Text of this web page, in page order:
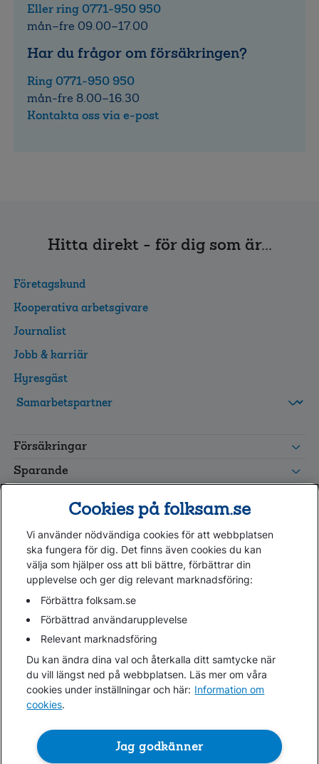
Eller ring 0771-950 950
mån–fre 09.00–17.00
Har du frågor om försäkringen?
Ring 0771-950 950
mån-fre 8.00–16.30
Kontakta oss via e-post
Hitta direkt - för dig som är...
Företagskund
Kooperativa arbetsgivare
Journalist
Jobb & karriär
Hyresgäst
grupp
Leverantörswebb
Försäkringar
Sparande
Kundservice
Hjälp
Webbkarta
Cookies
Hantera cookies
Personuppgifter GDPR
Tillgänglighetsredogörelse
Om penningtvättslagen
Lättläst
Cookies på folksam.se
Vi använder nödvändiga cookies för att webbplatsen
ska fungera för dig. Det finns även cookies du kan
välja som hjälper oss att bli bättre, förbättrar din
upplevelse och ger dig relevant marknadsföring:
Förbättra folksam.se
Förbättrad användarupplevelse
Relevant marknadsföring
Du kan ändra dina val och återkalla ditt samtycke när
du vill längst ned på webbplatsen. Läs mer om våra
cookies under inställningar och här: Information om
cookies.
Jag godkänner